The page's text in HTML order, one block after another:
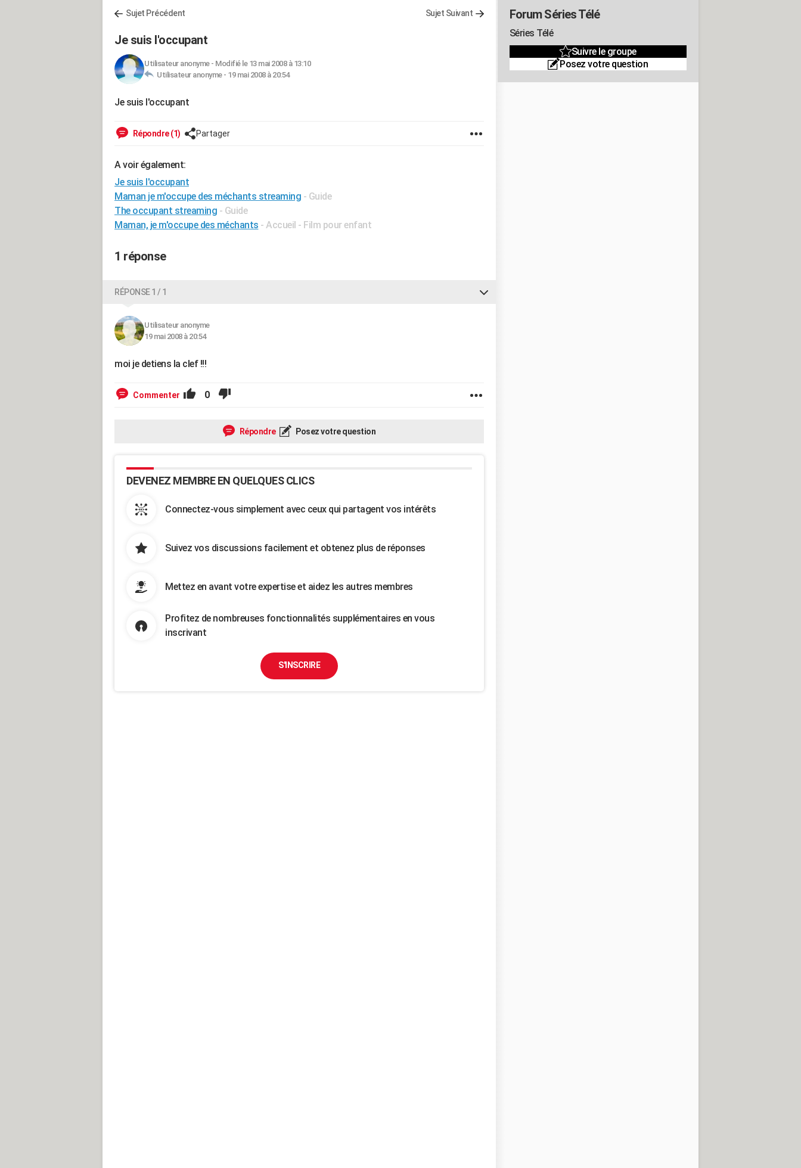
Sujet Précédent Sujet Suivant
Je suis l'occupant
Utilisateur anonyme- Modifié le 13 mai 2008 à 13:10
Utilisateur anonyme - 19 mai 2008 à 20:54
Je suis l'occupant
Répondre (1) Partager
A voir également:
Je suis l'occupant
Maman je m'occupe des méchants streaming - Guide
The occupant streaming - Guide
Maman, je m'occupe des méchants - Accueil - Film pour enfant
1 réponse
RÉPONSE 1 / 1
Utilisateur anonyme
19 mai 2008 à 20:54
moi je detiens la clef !!!
Commenter 0
Répondre Posez votre question
DEVENEZ MEMBRE EN QUELQUES CLICS
Connectez-vous simplement avec ceux qui partagent vos intérêts
Suivez vos discussions facilement et obtenez plus de réponses
Mettez en avant votre expertise et aidez les autres membres
Profitez de nombreuses fonctionnalités supplémentaires en vous
inscrivant
S'INSCRIRE
Forum Séries Télé
Séries Télé
Suivre le groupe
Posez votre question